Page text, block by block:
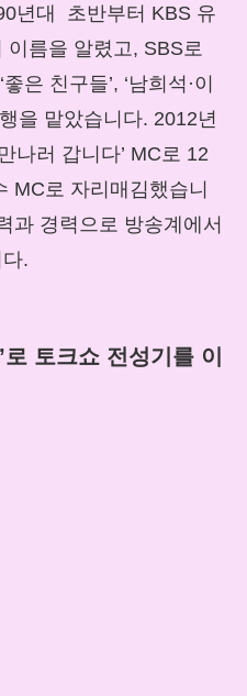
년대 초반부터 KBS 유
름을 알렸고, SBS로
은 친구들’, ‘남희석·이
을 맡았습니다. 2012년
나러 갑니다’ MC로 12
MC로 자리매김했습니
과 경력으로 방송계에서
.
토크쇼 전성기를 이